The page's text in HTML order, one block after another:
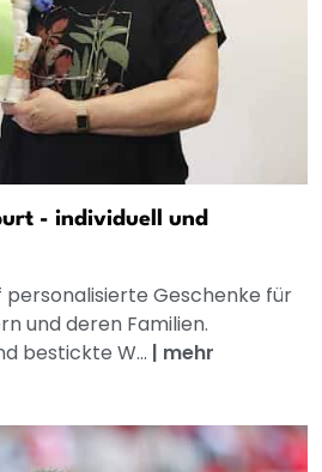
- individuell und
personalisierte Geschenke für
und deren Familien.
bestickte W... | mehr